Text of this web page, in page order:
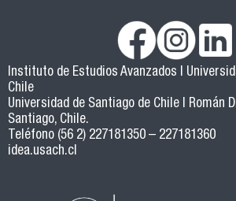
Instituto de Estudios Avanzados |
Chile
Universidad de Santiago de Chile | Román
Santiago, Chile.
Teléfono (56 2) 227181350 – 227181360
idea.usach.cl